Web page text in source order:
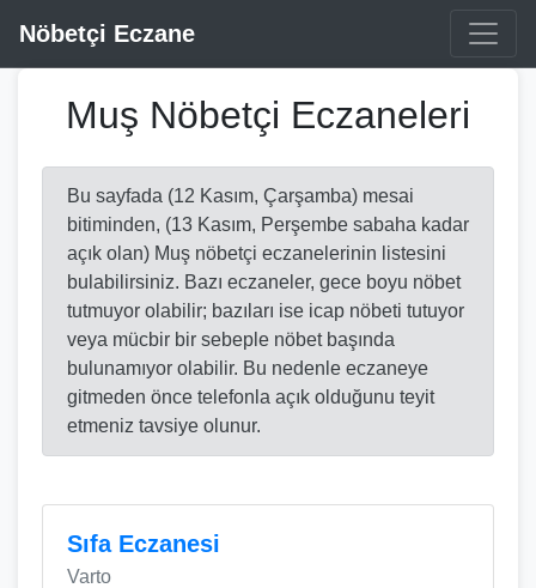
Nöbetçi Eczane
Muş Nöbetçi Eczaneleri
Bu sayfada (12 Kasım, Çarşamba) mesai
bitiminden, (13 Kasım, Perşembe sabaha kadar
açık olan) Muş nöbetçi eczanelerinin listesini
bulabilirsiniz. Bazı eczaneler, gece boyu nöbet
tutmuyor olabilir; bazıları ise icap nöbeti tutuyor
veya mücbir bir sebeple nöbet başında
bulunamıyor olabilir. Bu nedenle eczaneye
gitmeden önce telefonla açık olduğunu teyit
etmeniz tavsiye olunur.
Sıfa Eczanesi
Varto